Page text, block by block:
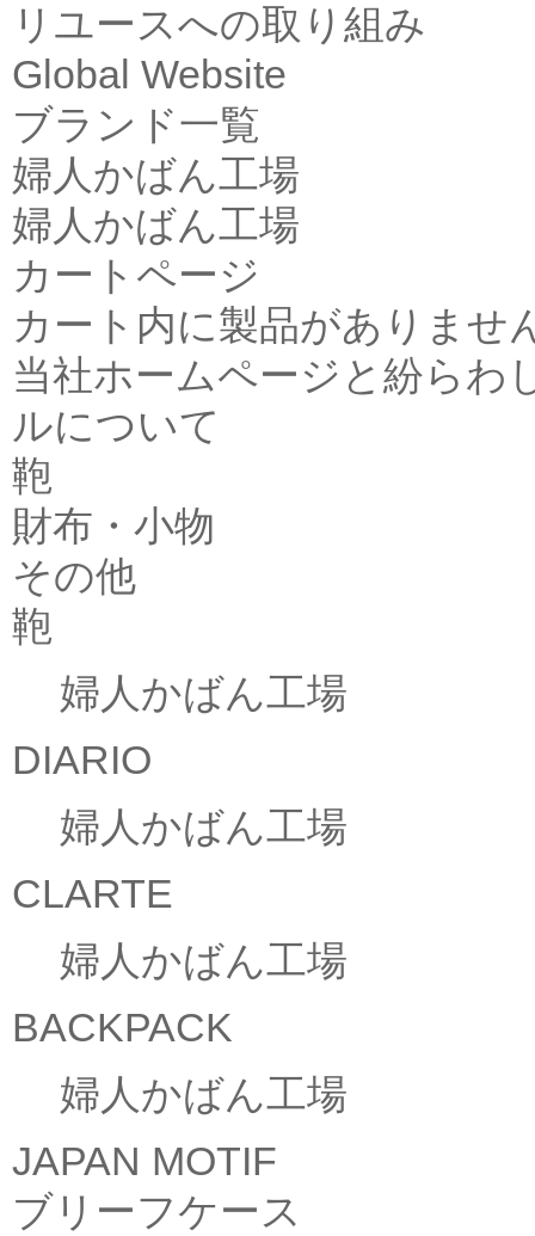
リユースへの取り組み
Global Website
ブランド一覧
婦人かばん工場
婦人かばん工場
カートページ
カート内に製品がありませ
当社ホームページと紛らわ
ルについて
鞄
財布・小物
その他
鞄
婦人かばん工場
DIARIO
婦人かばん工場
CLARTE
婦人かばん工場
BACKPACK
婦人かばん工場
JAPAN MOTIF
ブリーフケース